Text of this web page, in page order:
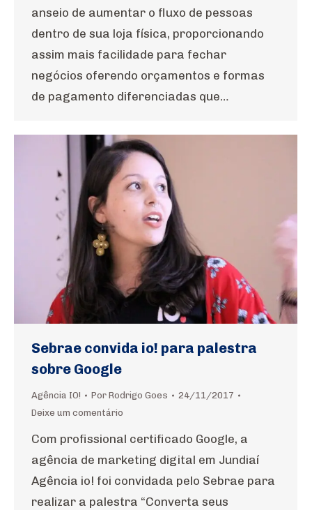
anseio de aumentar o fluxo de pessoas
dentro de sua loja física, proporcionando
assim mais facilidade para fechar
negócios oferendo orçamentos e formas
de pagamento diferenciadas que…
Sebrae convida io! para palestra
sobre Google
Agência IO! Por Rodrigo Goes
24/11/2017
Deixe um comentário
Com profissional certificado Google, a
agência de marketing digital em Jundiaí
Agência io! foi convidada pelo Sebrae para
realizar a palestra “Converta seus